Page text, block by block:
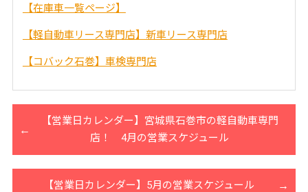
【在庫車一覧ページ】
【軽自動車リース専門店】新車リース専門店
【コバック石巻】車検専門店
【営業日カレンダー】宮城県石巻市の軽自動車専門
店！ 4月の営業スケジュール
【営業日カレンダー】5月の営業スケジュール